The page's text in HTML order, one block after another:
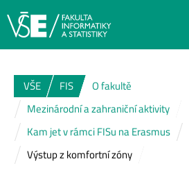
VŠE FIS
O fakultě
Mezinárodní a zahraniční aktivity
Kam jet v rámci FISu na Erasmus
Výstup z komfortní zóny